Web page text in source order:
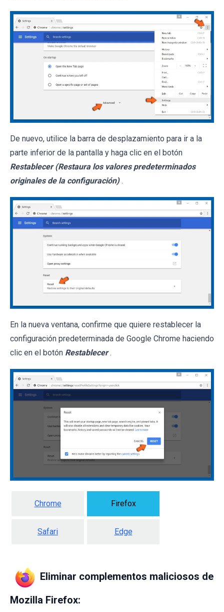
De nuevo, utilice la barra de desplazamiento para ir a la
parte inferior de la pantalla y haga clic en el botón
Restablecer (Restaura los valores predeterminados
originales de la configuración) .
En la nueva ventana, confirme que quiere restablecer la
configuración predeterminada de Google Chrome haciendo
clic en el botón Restablecer .
Chrome Firefox
Safari Edge
Eliminar complementos maliciosos de
Mozilla Firefox: